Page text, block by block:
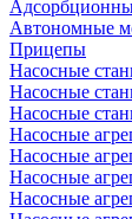
Автономные
Прицепы
Насосные
Насосные
Насосные
Насосные
Насосные
Насосные
Насосные